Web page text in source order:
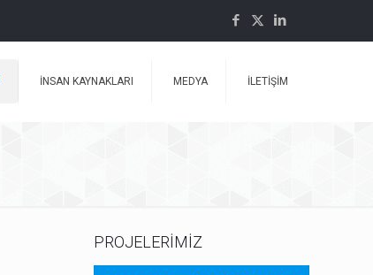
İNSAN KAYNAKLARI MEDYA İLETİŞİM
PROJELERİMİZ